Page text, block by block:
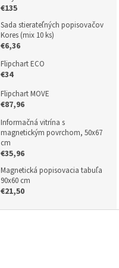
€135
Sada stierateľných popisovačov
Kores (mix 10 ks)
€6,36
Flipchart ECO
€34
Flipchart MOVE
€87,96
Informačná vitrína s
magnetickým povrchom, 50x67
cm
€35,96
Magnetická popisovacia tabuľa
90x60 cm
€21,50